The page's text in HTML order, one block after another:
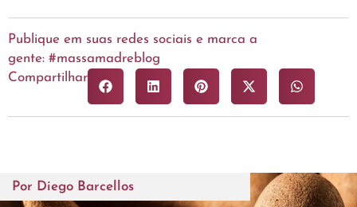
Publique em suas redes sociais e marca a
gente: #massamadreblog
Compartilhar
Por Diego Barcellos